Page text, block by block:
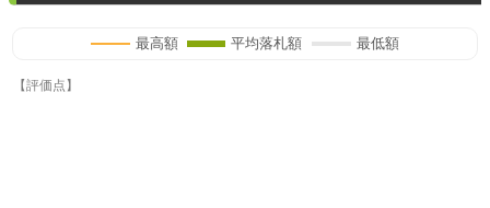
最高額 平均落札額 最低額
【評価点】